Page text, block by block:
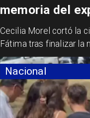
Nacional
memoria del
Cecilia Morel cortó la
Fátima tras finalizar la